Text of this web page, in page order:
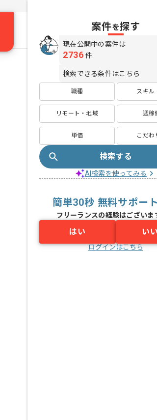
案件を探す
現在公開中の案件は
2736 件
検索できる条件はこちら
職種 スキル
リモート・地域 週稼
単価 こだわ
検索する
AI検索を使ってみる
簡単30秒 無料サポー
フリーランスの経験はございま
はい い
ログインはこちら